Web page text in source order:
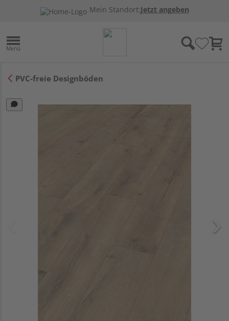
Mein Standort:Jetzt angeben
PVC-freie Designböden